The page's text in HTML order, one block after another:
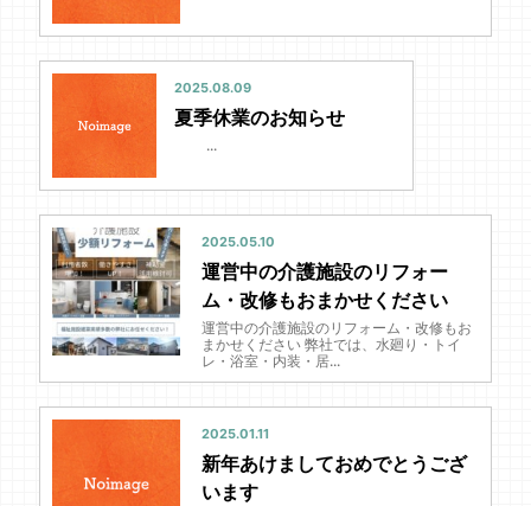
2025.08.09
夏季休業のお知らせ
...
2025.05.10
運営中の介護施設のリフォー
ム・改修もおまかせください
運営中の介護施設のリフォーム・改修もお
まかせください 弊社では、水廻り・トイ
レ・浴室・内装・居...
2025.01.11
新年あけましておめでとうござ
います